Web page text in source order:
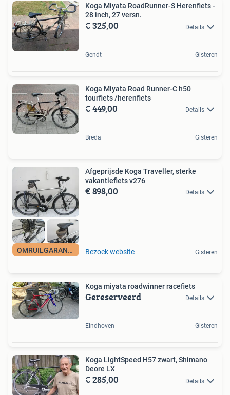
Koga Miyata RoadRunner-S Herenfiets -
28 inch, 27 versn.
€ 325,00 Details
Gendt Gisteren
Koga Miyata Road Runner-C h50
tourfiets /herenfiets
€ 449,00 Details
Breda Gisteren
OMRUILGARANTIE
Afgeprijsde Koga Traveller, sterke
vakantiefiets v276
€ 898,00 Details
Bezoek website Gisteren
Koga miyata roadwinner racefiets
Gereserveerd Details
Eindhoven Gisteren
Koga LightSpeed H57 zwart, Shimano
Deore LX
€ 285,00 Details